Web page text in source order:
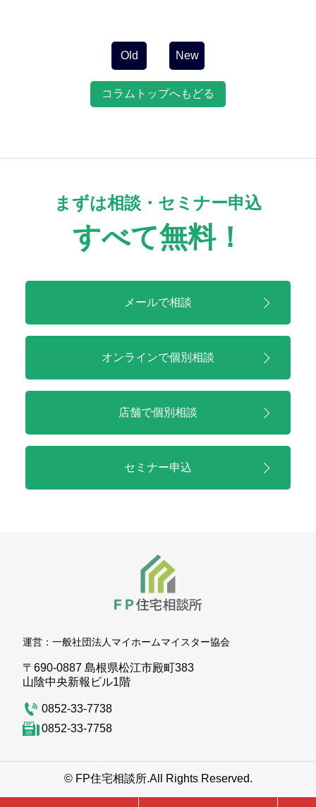
Old New
コラムトップへもどる
まずは相談・セミナー申込
すべて無料！
メールで相談
オンラインで個別相談
店舗で個別相談
セミナー申込
運営： 一般社団法人マイホームマイスター協会
〒690-0887 島根県松江市殿町383
山陰中央新報ビル1階
0852-33-7738
0852-33-7758
© FP住宅相談所.All Rights Reserved.